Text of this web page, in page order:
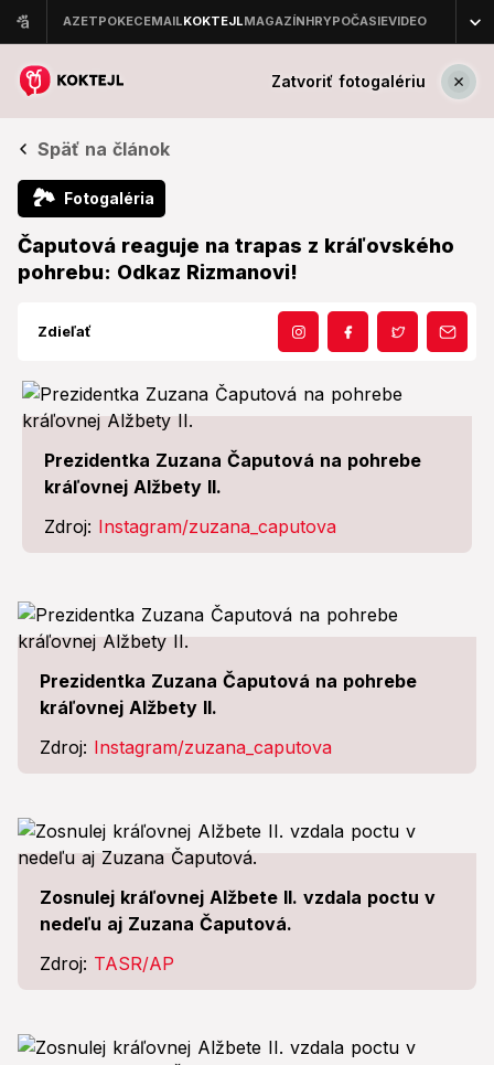
Zatvoriť fotogalériu
Späť na článok
🏞 Fotogaléria
Čaputová reaguje na trapas z kráľovského
pohrebu: Odkaz Rizmanovi!
Zdieľať
Prezidentka Zuzana Čaputová na pohrebe
kráľovnej Alžbety II.
Zdroj: Instagram/zuzana_caputova
Prezidentka Zuzana Čaputová na pohrebe
kráľovnej Alžbety II.
Zdroj: Instagram/zuzana_caputova
Zosnulej kráľovnej Alžbete II. vzdala poctu v
nedeľu aj Zuzana Čaputová.
Zdroj: TASR/AP